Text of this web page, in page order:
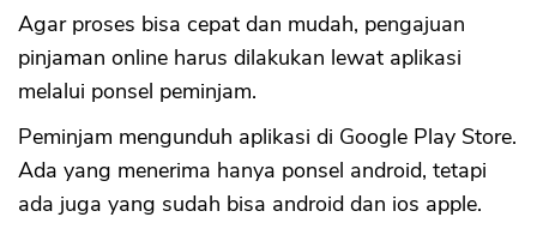
Agar proses bisa cepat dan mudah, pengajuan
pinjaman online harus dilakukan lewat aplikasi
melalui ponsel peminjam.
Peminjam mengunduh aplikasi di Google Play Store.
Ada yang menerima hanya ponsel android, tetapi
ada juga yang sudah bisa android dan ios apple.